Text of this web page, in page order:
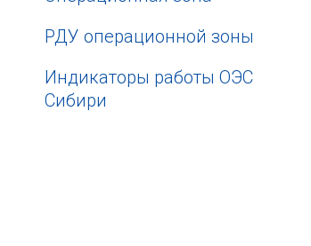
РДУ операционной зоны
Индикаторы работы ОЭС
Сибири